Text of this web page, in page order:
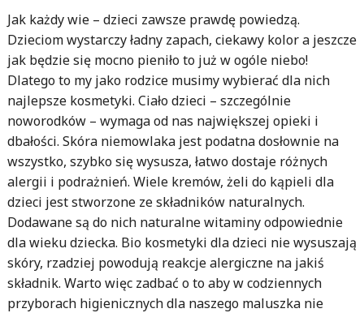
Jak każdy wie – dzieci zawsze prawdę powiedzą.
Dzieciom wystarczy ładny zapach, ciekawy kolor a jeszcze
jak będzie się mocno pieniło to już w ogóle niebo!
Dlatego to my jako rodzice musimy wybierać dla nich
najlepsze kosmetyki. Ciało dzieci – szczególnie
noworodków – wymaga od nas największej opieki i
dbałości. Skóra niemowlaka jest podatna dosłownie na
wszystko, szybko się wysusza, łatwo dostaje różnych
alergii i podrażnień. Wiele kremów, żeli do kąpieli dla
dzieci jest stworzone ze składników naturalnych.
Dodawane są do nich naturalne witaminy odpowiednie
dla wieku dziecka. Bio kosmetyki dla dzieci nie wysuszają
skóry, rzadziej powodują reakcje alergiczne na jakiś
składnik. Warto więc zadbać o to aby w codziennych
przyborach higienicznych dla naszego maluszka nie